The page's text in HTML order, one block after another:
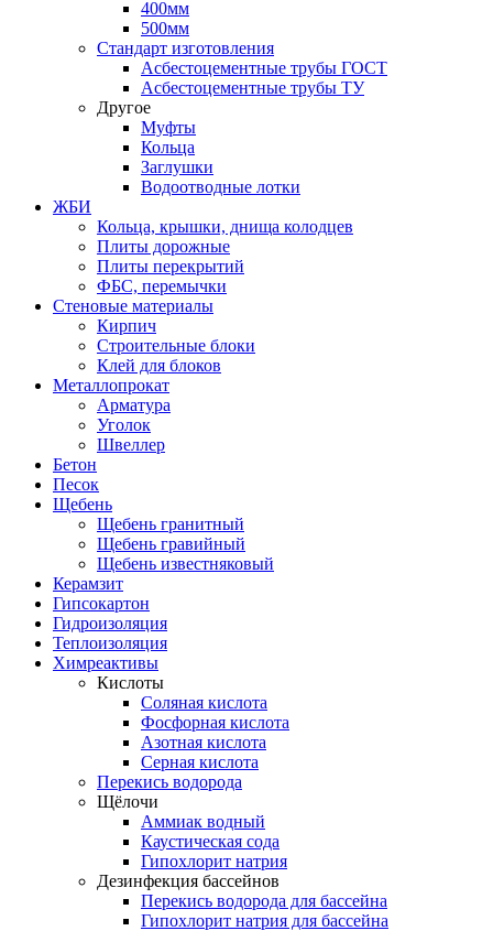
400мм
500мм
Стандарт изготовления
Асбестоцементные трубы ГОСТ
Асбестоцементные трубы ТУ
Другое
Муфты
Кольца
Заглушки
Водоотводные лотки
ЖБИ
Кольца, крышки, днища колодцев
Плиты дорожные
Плиты перекрытий
ФБС, перемычки
Стеновые материалы
Кирпич
Строительные блоки
Клей для блоков
Металлопрокат
Арматура
Уголок
Швеллер
Бетон
Песок
Щебень
Щебень гранитный
Щебень гравийный
Щебень известняковый
Керамзит
Гипсокартон
Гидроизоляция
Теплоизоляция
Химреактивы
Кислоты
Соляная кислота
Фосфорная кислота
Азотная кислота
Серная кислота
Перекись водорода
Щёлочи
Аммиак водный
Каустическая сода
Гипохлорит натрия
Дезинфекция бассейнов
Перекись водорода для бассейна
Гипохлорит натрия для бассейна